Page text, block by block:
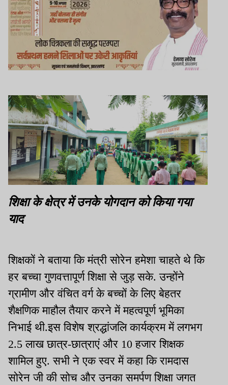
शिक्षा के क्षेत्र में उनके योगदान को किया गया
याद
शिक्षकों ने बताया कि मंत्री सोरेन हमेशा चाहते थे कि
हर बच्चा गुणवत्तापूर्ण शिक्षा से जुड़ सके. उन्होंने
ग्रामीण और वंचित वर्ग के बच्चों के लिए बेहतर
शैक्षणिक माहौल तैयार करने में महत्वपूर्ण भूमिका
निभाई थी.इस विशेष श्रद्धांजलि कार्यक्रम में लगभग
2.5 लाख छात्र-छात्राएं और 10 हजार शिक्षक
शामिल हुए. सभी ने एक स्वर में कहा कि रामदास
सोरेन जी की सोच और उनका समर्पण शिक्षा जगत